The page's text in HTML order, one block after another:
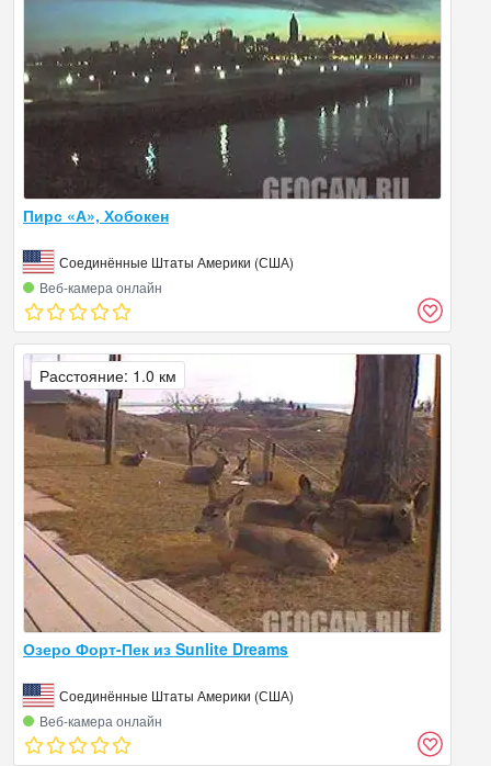
Пирс «А», Хобокен
Соединённые Штаты Америки (США)
Веб‑камера онлайн
Озеро Форт-Пек из Sunlite Dreams
Соединённые Штаты Америки (США)
Веб‑камера онлайн
Расстояние: 1.0 км